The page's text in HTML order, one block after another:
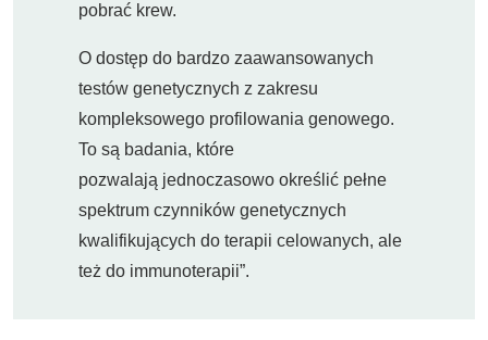
pobrać krew.
O dostęp do bardzo zaawansowanych
testów genetycznych z zakresu
kompleksowego profilowania genowego.
To są badania, które
pozwalają jednoczasowo określić pełne
spektrum czynników genetycznych
kwalifikujących do terapii celowanych, ale
też do immunoterapii”.